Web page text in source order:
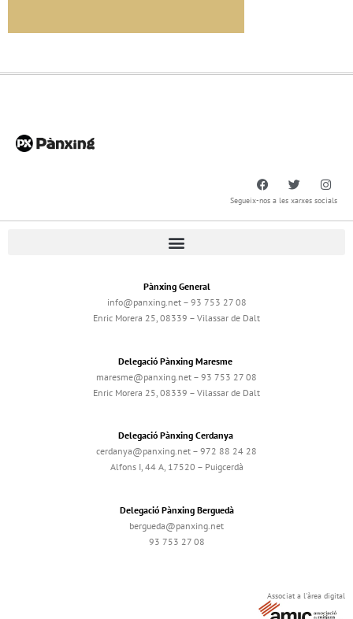
Segueix-nos a les xarxes socials
Pànxing General
info@panxing.net – 93 753 27 08
Enric Morera 25, 08339 – Vilassar de Dalt
Delegació Pànxing Maresme
maresme@panxing.net – 93 753 27 08
Enric Morera 25, 08339 – Vilassar de Dalt
Delegació Pànxing Cerdanya
cerdanya@panxing.net – 972 88 24 28
Alfons I, 44 A, 17520 – Puigcerdà
Delegació Pànxing Berguedà
bergueda@panxing.net
93 753 27 08
Associat a l'àrea digital